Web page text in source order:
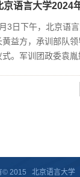
京语言大学2024
3日下午，北京语
黄益方，承训部队
式。军训团政委袁
© 2015 北京语言大